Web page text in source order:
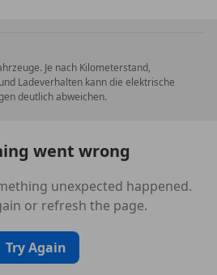
Batterie 61 KW/h
25-Zoll
UrbanConnect
umklappbar (40:20:40)
vorne
Ledernachbildung
Je nach Kilometerstand,
Ladeverhalten kann die elektrische
deutlich abweichen.
went wrong
unexpected happened.
or refresh the page.
Try Again